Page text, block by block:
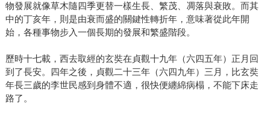
物發展就像草木隨四季更替一樣生長、繁茂、凋落與衰敗。而其
中的丁亥年，則是由衰而盛的關鍵性轉折年，意味著從此年開
始，各種事物步入一個長期的發展和繁盛階段。
歷時十七載，西去取經的玄奘在貞觀十九年（六四五年）正月回
到了長安。四年之後，貞觀二十三年（六四九年）三月，比玄奘
年長三歲的李世民感到身體不適，很快便纏綿病榻，不能下床走
路了。